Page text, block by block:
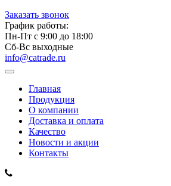
Заказать звонок
График работы:
Пн-Пт с 9:00 до 18:00
Сб-Вс выходные
info@catrade.ru
Главная
Продукция
О компании
Доставка и оплата
Качество
Новости и акции
Контакты